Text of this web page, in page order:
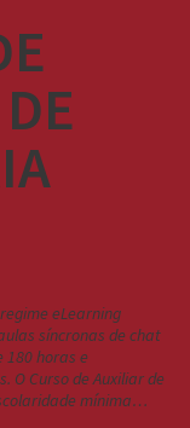
eLearning
síncronas de chat
180 horas e
O Curso de Auxiliar de
mínima…